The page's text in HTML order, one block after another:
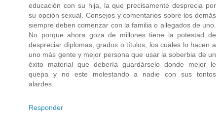
educación con su hija, la que precisamente desprecia por
su opción sexual. Consejos y comentarios sobre los demás
siempre deben comenzar con la familia o allegados de uno.
No porque ahora goza de millones tiene la potestad de
despreciar diplomas, grados o títulos, los cuales lo hacen a
uno más gente y mejor persona que usar la soberbia de un
éxito material que debería guardárselo donde mejor le
quepa y no este molestando a nadie con sus tontos
alardes.
Responder